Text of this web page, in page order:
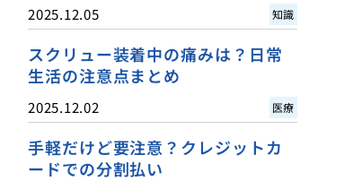
2025.12.05 知識
スクリュー装着中の痛みは？日常
生活の注意点まとめ
2025.12.02 医療
手軽だけど要注意？クレジットカ
ードでの分割払い